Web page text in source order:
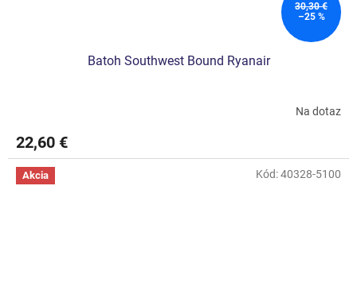
30,30 €
–25 %
Batoh Southwest Bound Ryanair
Na dotaz
22,60 €
Akcia Kód:40328-5100